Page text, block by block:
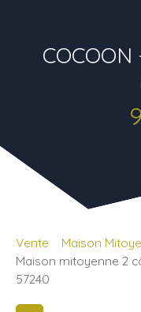
Vente Maison
Maison mitoyenne 2
57240